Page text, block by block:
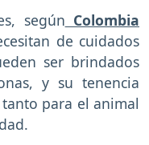
según Colombia
de cuidados
ser brindados
y su tenencia
para el animal